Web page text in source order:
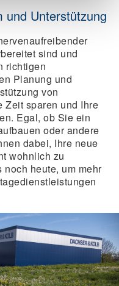
und Unterstützung
sind und
richtigen
Planung und
von
Zeit sparen und Ihre
Egal, ob Sie ein
oder andere
dabei, Ihre neue
wohnlich zu
heute, um mehr